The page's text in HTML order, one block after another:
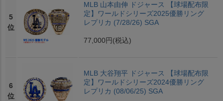
5
位
MLB 山本由伸 ドジャース 【球場配布限
定】ワールドシリーズ2025優勝リング
レプリカ (7/28/26) SGA
77,000円 (税込)
6
位
MLB 大谷翔平 ドジャース 【球場配布限
定】ワールドシリーズ2024優勝リング
レプリカ (08/06/25) SGA